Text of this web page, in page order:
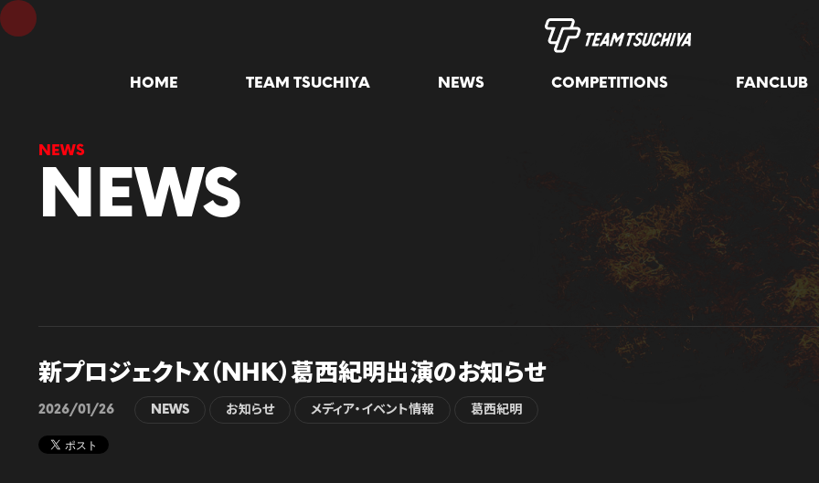
HOME TEAM TSUCHIYA NEWS COMPETITIONS FANCLUB
NEWS
新プロジェクトX（NHK）葛西紀明出演のお知らせ
2026/01/26 NEWS お知らせ メディア・イベント情報 葛西紀明